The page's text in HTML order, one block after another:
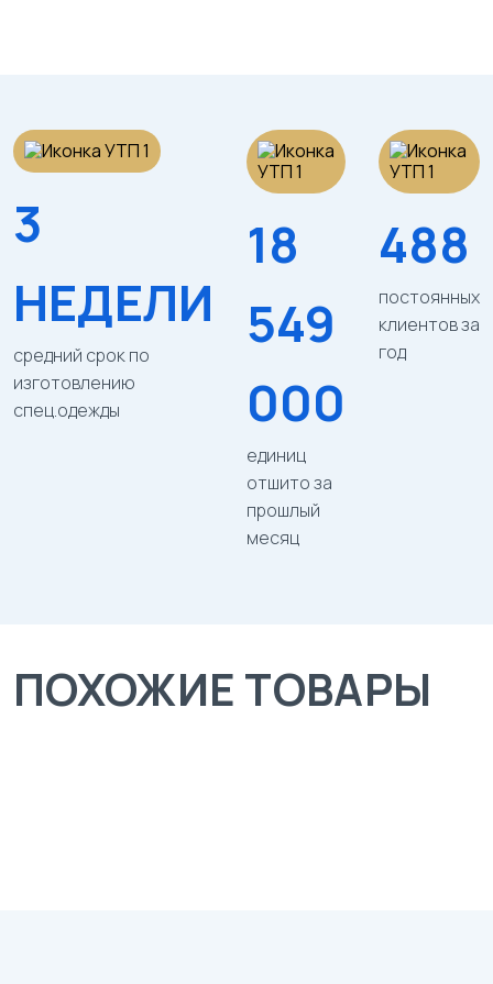
3
НЕДЕЛИ
средний срок по
изготовлению
спец.одежды
18
549
000
единиц
отшито за
прошлый
месяц
488
постоянных
клиентов за
год
ПОХОЖИЕ ТОВАРЫ